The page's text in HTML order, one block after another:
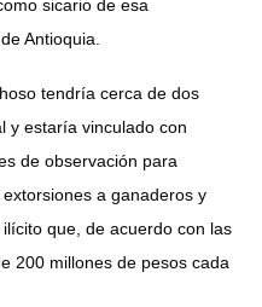
sicario de esa
Antioquia.
tendría cerca de dos
y estaría vinculado con
de observación para
a ganaderos y
que, de acuerdo con las
200 millones de pesos cada